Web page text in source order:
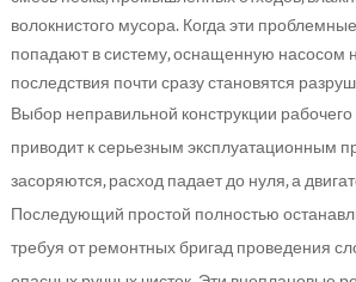
волокнистого мусора. Когда эти
попадают в систему, оснащенную насосом
последствия почти сразу становятся
Выбор неправильной конструкции
приводит к серьезным эксплуатационным
засоряются, расход падает до нуля, а
Последующий простой полностью
требуя от ремонтных бригад проведения